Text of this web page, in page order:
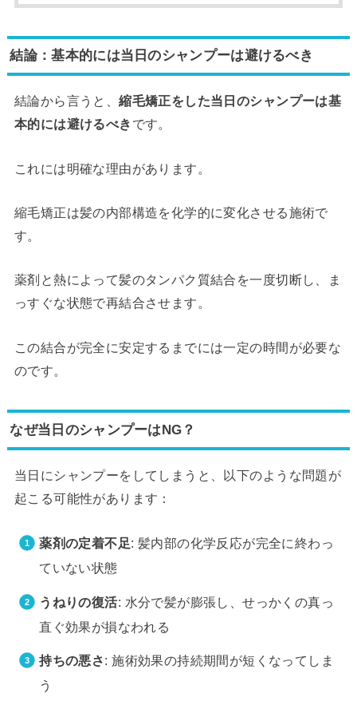
結論：基本的には当日のシャンプーは避けるべき
結論から言うと、縮毛矯正をした当日のシャンプーは基
本的には避けるべき です。
これには明確な理由があります。
縮毛矯正は髪の内部構造を化学的に変化させる施術で
す。
薬剤と熱によって髪のタンパク質結合を一度切断し、ま
っすぐな状態で再結合させます。
この結合が完全に安定するまでには一定の時間が必要な
のです。
なぜ当日のシャンプーはNG？
当日にシャンプーをしてしまうと、以下のような問題が
起こる可能性があります：
薬剤の定着不足: 髪内部の化学反応が完全に終わっ
ていない状態
うねりの復活: 水分で髪が膨張し、せっかくの真っ
直ぐ効果が損なわれる
持ちの悪さ: 施術効果の持続期間が短くなってしま
う